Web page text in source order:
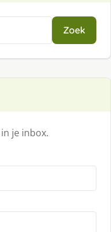
Zoek
je inbox.